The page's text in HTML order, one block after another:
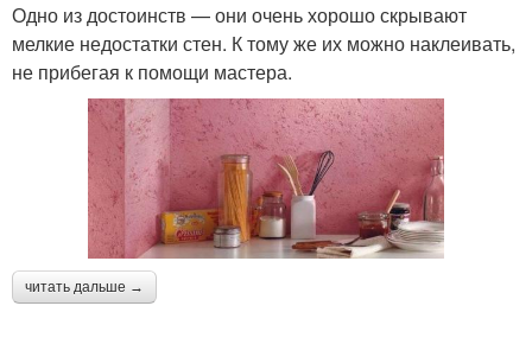
Одно из достоинств — они очень хорошо скрывают
мелкие недостатки стен. К тому же их можно наклеивать,
не прибегая к помощи мастера.
читать дальше →